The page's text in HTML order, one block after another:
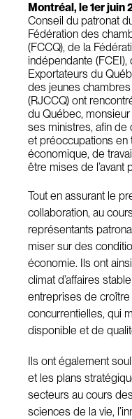
Montréal, le 1er juin
Conseil du patronat
Fédération des
(FCCQ), de la
indépendante
Exportateurs du
des jeunes
(RJCCQ) ont
du Québec,
ses ministres, afin
et préoccupations
économique, de
être mises de
Tout en assurant le
collaboration, au
représentants
miser sur des
économie. Ils ont
climat d’affaires
entreprises de
concurrentielles, qui
disponible et de
Ils ont également
et les plans
secteurs au cours
sciences de la vie,